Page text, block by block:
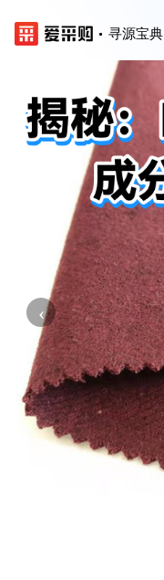
寻源宝典
‹